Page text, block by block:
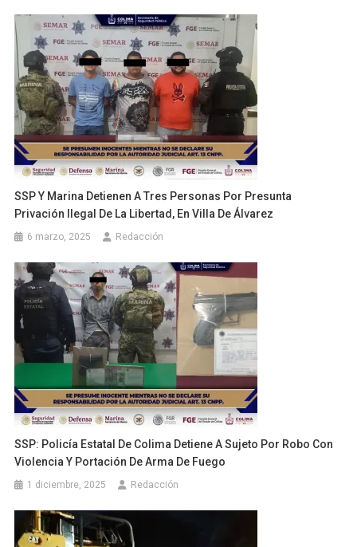
SSP Y Marina Detienen A Tres Personas Por Presunta
Privación Ilegal De La Libertad, En Villa De Álvarez
6 marzo, 2025 Redacción
SSP: Policía Estatal De Colima Detiene A Sujeto Por Robo Con
Violencia Y Portación De Arma De Fuego
1 diciembre, 2025 Redacción